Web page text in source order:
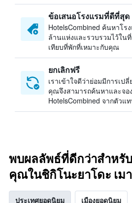
ข้อเสนอโรงแรมที่ดีที่สุด
HotelsCombined ค้นหาโร
ล้านแห่งและรวบรวมไว้ใน
เทียบที่พักที่เหมาะกับคุณ
ยกเลิกฟรี
เราเข้าใจดีว่าย่อมมีการเ
คุณจึงสามารถค้นหาและจอ
HotelsCombined จากตัว
พบผลลัพธ์ที่ดีกว่าสำหรั
คุณในชิกิโนะยาโดะ เม
ประเทศยอดนิยม เมืองยอดนิยม